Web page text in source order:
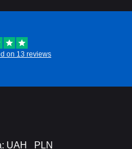
on 13 reviews
UAH PLN